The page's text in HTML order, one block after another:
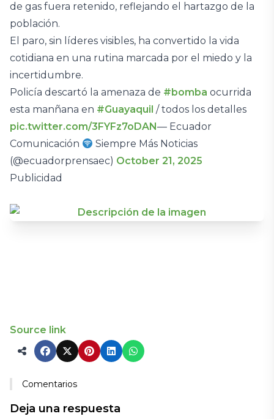
de gas fuera retenido, reflejando el hartazgo de la
población.
El paro, sin líderes visibles, ha convertido la vida
cotidiana en una rutina marcada por el miedo y la
incertidumbre.
Policía descartó la amenaza de #bomba ocurrida
esta manñana en #Guayaquil / todos los detalles
pic.twitter.com/3FYFz7oDAN— Ecuador
Comunicación
Siempre Más Noticias
(@ecuadorprensaec) October 21, 2025
Publicidad
Source link
Comentarios
Deja una respuesta